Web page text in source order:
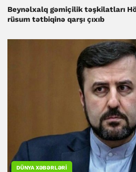
Beynəlxalq gəmiçilik təşkilatları
rüsum tətbiqinə qarşı çıxıb
DÜNYA XƏBƏRLƏRI